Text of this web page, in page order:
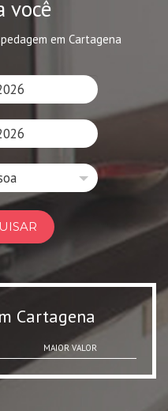
você
em Cartagena
Cartagena
MAIOR VALOR